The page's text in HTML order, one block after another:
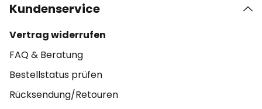
Kundenservice
Vertrag widerrufen
FAQ & Beratung
Bestellstatus prüfen
Rücksendung/Retouren